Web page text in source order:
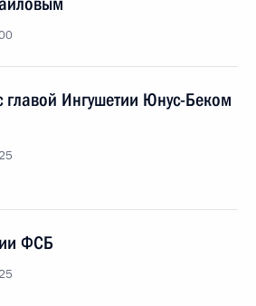
главой Ингушетии Юнус-Беком
ФСБ